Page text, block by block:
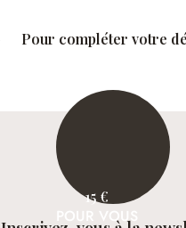
Pour compléter votre
15 €
POUR VOUS